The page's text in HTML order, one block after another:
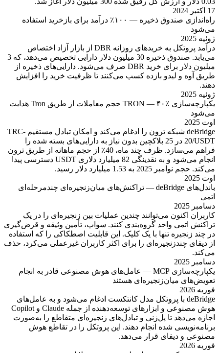
17 اکتبر 2024
راه‌اندازی صندوق ذخیره — ۱۰۰٪ درآمد برای بازخرید استفاده
می‌شود
ژوئیه 2025
درآمد پروتکل به خریدهای روزانه DBR از بازار آزاد اختصاص
می‌یابد. صندوق ذخیره 30 میلیون دلار دارایی تخصیص می‌دهد، که 3
میلیون دلار برای خرید DBR صرف می‌شود. دارایی‌های ذخیره از
طریق آوه و لیدو بازده کسب می‌کنند تا ظرفیت خرید را افزایش
دهند.
ژوئیه 2025
یکپارچه‌سازی TRON — ۴۰٪ حجم معاملات از طریق Tron هدایت
می‌شود
اوت 2025
deBridge شبکه ترون را ادغام می‌کند و امکان تبادل مستقیم TRC-
20/USDT در 25 بلاکچین بدون نیاز به دارایی‌های بسته شده را
فراهم می‌سازد. ظرف چند ماه، 40٪ از حجم ماهانه از طریق ترون
انجام می‌شود و به نقدینگی 82 میلیارد دلاری USDT دسترسی پیدا
می‌کند. حجم نوامبر 2025 به 1.53 میلیارد دلار رسید.
اوت 2025
باندل‌های deBridge — تراکنش‌های میان‌زنجیره‌ای چندمرحله‌ای
اتمی
دسامبر 2025
کاربران اکنون می‌توانند چندین عملیات بین زنجیره‌ای را در یک
تراکنش اتمی واحد گروه‌بندی کنند. سواپ، تأمین وثیقه و قرض‌گیری
در چند زنجیره تنها با یک کلیک. این قابلیت اصطکاکی را که استفاده
از دیفای چندزنجیره‌ای را برای اکثر کاربران غیرعملی می‌کرد، حذف
می‌کند.
دسامبر 2025
یکپارچه‌سازی MCP — عامل‌های هوش مصنوعی قادر به انجام
تعویض‌های میان‌زنجیره‌ای هستند
فوریه 2026
deBridge با پروتکل مدل کانتکست ادغام می‌شود و به عامل‌های
هوش مصنوعی و ابزارهای توسعه‌دهنده از جمله Claude و Copilot
اجازه می‌دهد تا پل‌زنی و تبادل‌های زنجیره‌ای متقاطع را به‌صورت
برنامه‌نویسی شده انجام دهند. این پروتکل را در تقاطع هوش
مصنوعی و دیفای قرار می‌دهد.
فوریه 2026